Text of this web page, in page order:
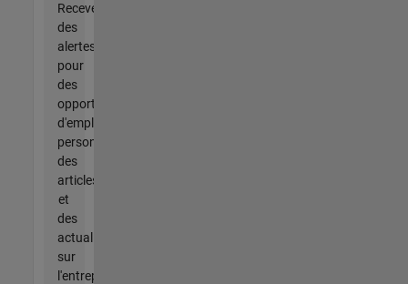
Recevez
des
alertes
pour
des
opportunités
d'emploi
personnalisées,
des
articles
et
des
actualités
sur
l'entreprise.